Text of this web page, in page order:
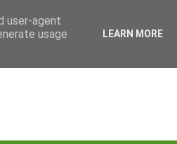
user-agent
usage
LEARN MORE